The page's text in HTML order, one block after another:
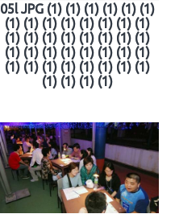
05l JPG (1) (1) (1) (1) (1) (1)
(1) (1) (1) (1) (1) (1) (1) (1)
(1) (1) (1) (1) (1) (1) (1) (1)
(1) (1) (1) (1) (1) (1) (1) (1)
(1) (1) (1) (1) (1) (1) (1) (1)
(1) (1) (1) (1)